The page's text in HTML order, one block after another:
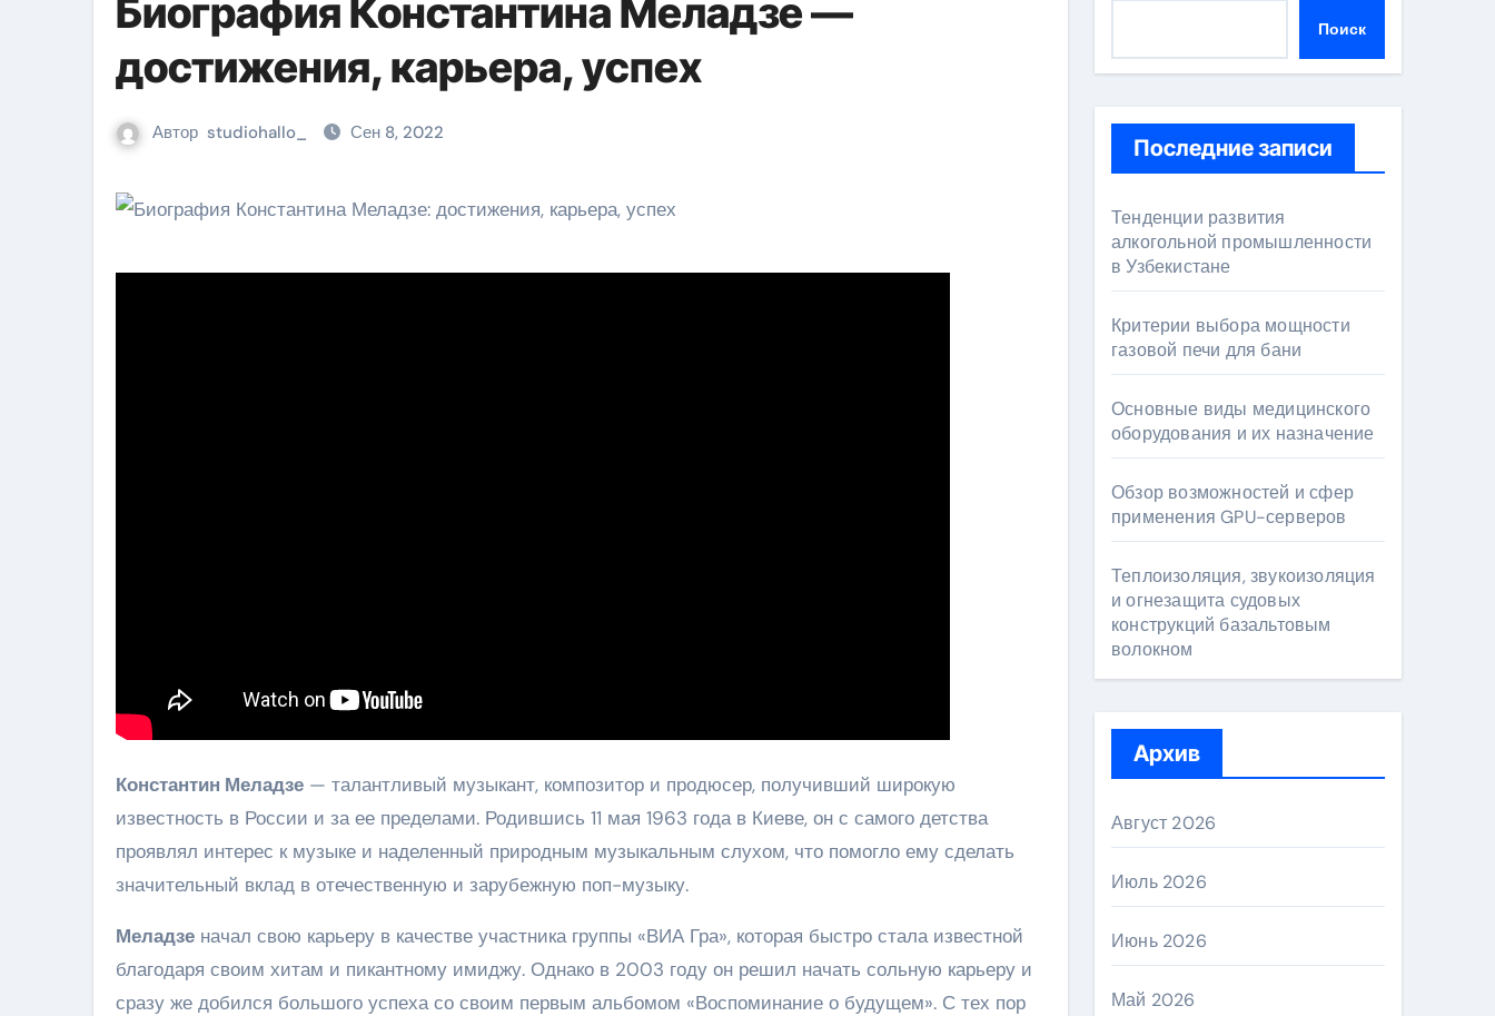
Биография Константина Меладзе —
достижения, карьера, успех
Автор studiohallo_ Сен 8, 2022
Константин Меладзе — талантливый музыкант, композитор и продюсер, получивший широкую
известность в России и за ее пределами. Родившись 11 мая 1963 года в Киеве, он с самого детства
проявлял интерес к музыке и наделенный природным музыкальным слухом, что помогло ему сделать
значительный вклад в отечественную и зарубежную поп-музыку.
Меладзе начал свою карьеру в качестве участника группы «ВИА Гра», которая быстро стала известной
благодаря своим хитам и пикантному имиджу. Однако в 2003 году он решил начать сольную карьеру и
сразу же добился большого успеха со своим первым альбомом «Воспоминание о будущем». С тех пор
Поиск
Последние записи
Тенденции развития
алкогольной промышленности
в Узбекистане
Критерии выбора мощности
газовой печи для бани
Основные виды медицинского
оборудования и их назначение
Обзор возможностей и сфер
применения GPU-серверов
Теплоизоляция, звукоизоляция
и огнезащита судовых
конструкций базальтовым
волокном
Архив
Август 2026
Июль 2026
Июнь 2026
Май 2026